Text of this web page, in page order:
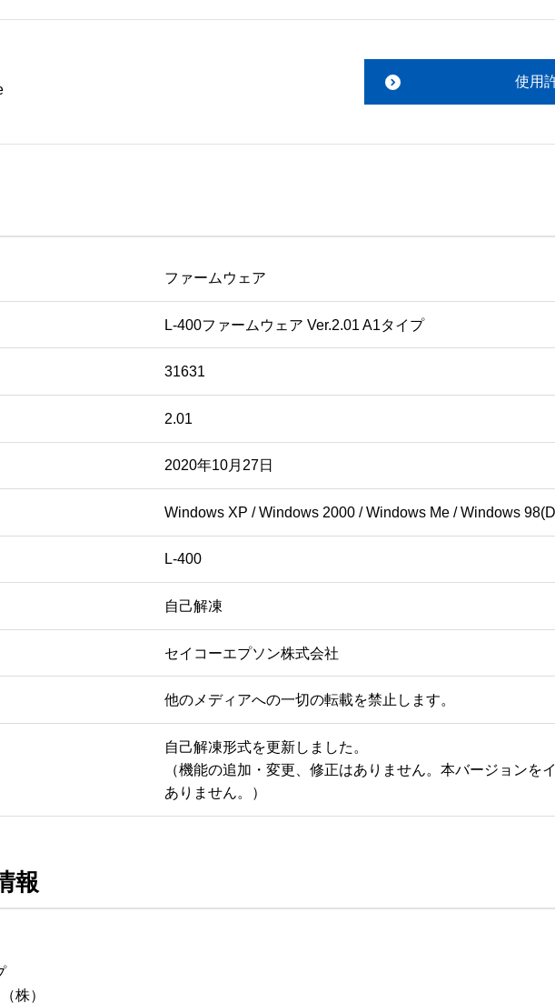
改良、変更することがあります。
使用
ファームウェア
L-400ファームウェア Ver.2.01 A1タイプ
31631
2.01
2020年10月27日
Windows XP / Windows 2000 / Windows Me / Windows
L-400
自己解凍
セイコーエプソン株式会社
他のメディアへの一切の転載を禁止します。
自己解凍形式を更新しました。
（機能の追加・変更、修正はありません。本バージョン
ありません。）
報
株）